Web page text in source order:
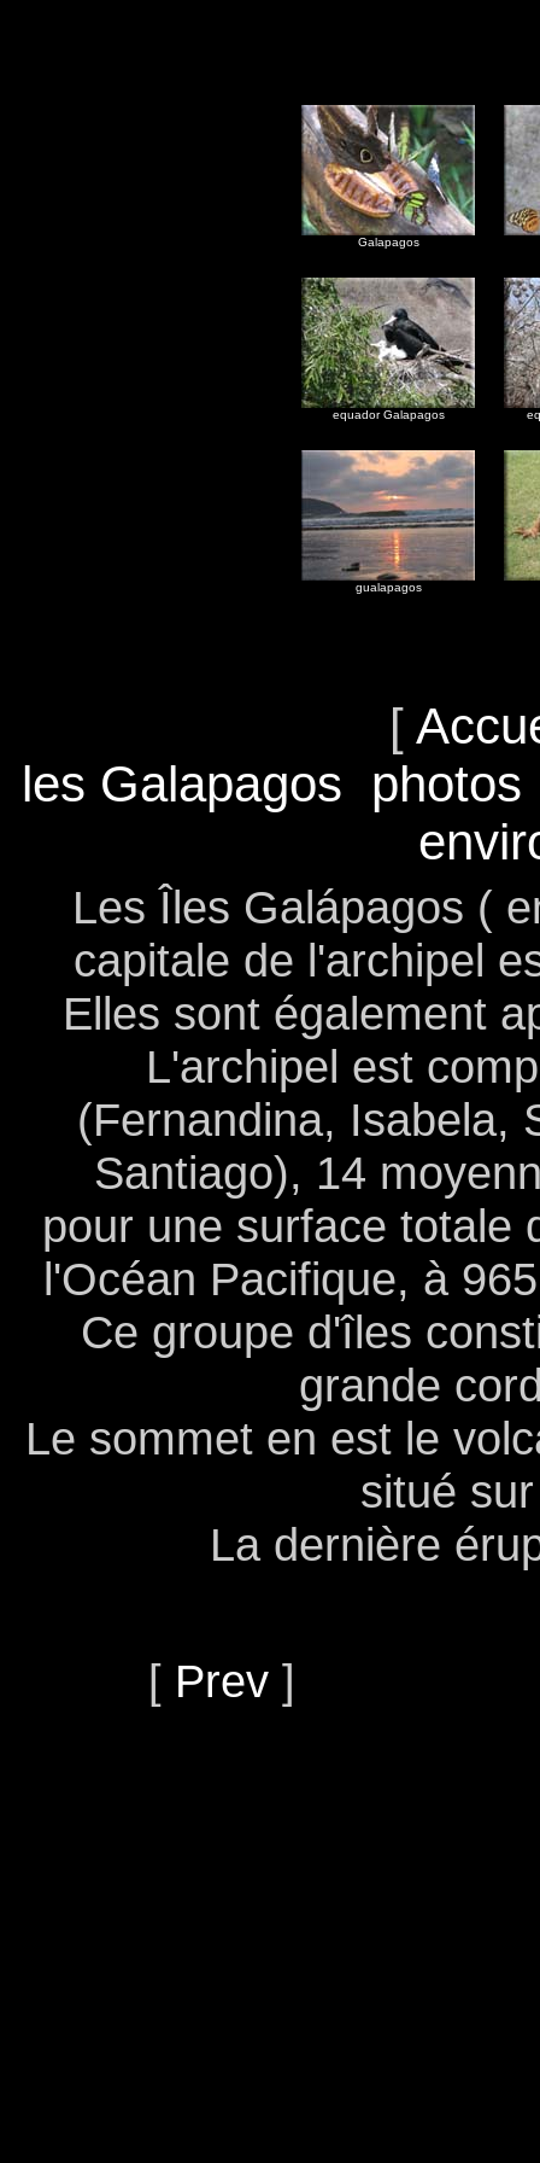
Galapagos
equador Galapagos
gualapagos
[
les Galapagos photos
Les Îles Galápagos (
capitale de l'archipel
Elles sont également
L'archipel est
(Fernandina, Isabela,
Santiago), 14
pour une surface totale
l'Océan Pacifique, à
Ce groupe d'îles
grande
Le sommet en est le
situé
La dernière
[ Prev ]